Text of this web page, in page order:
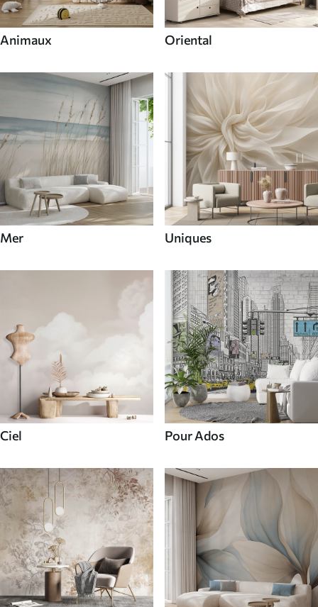
Animaux Oriental
Mer Uniques
Ciel Pour Ados